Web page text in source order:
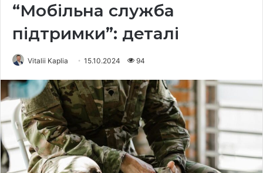
“Мобільна служба
підтримки”: деталі
Vitalii Kaplia 15.10.2024 94